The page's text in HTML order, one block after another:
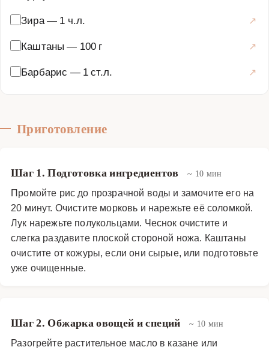
Зира— 1 ч.л.
Каштаны — 100 г
Барбарис — 1 ст.л.
Приготовление
Шаг 1. Подготовка ингредиентов ~ 10 мин
Промойте рис до прозрачной воды и замочите его на
20 минут. Очистите морковь и нарежьте её соломкой.
Лук нарежьте полукольцами. Чеснок очистите и
слегка раздавите плоской стороной ножа. Каштаны
очистите от кожуры, если они сырые, или подготовьте
уже очищенные.
Шаг 2. Обжарка овощей и специй ~ 10 мин
Разогрейте растительное масло в казане или